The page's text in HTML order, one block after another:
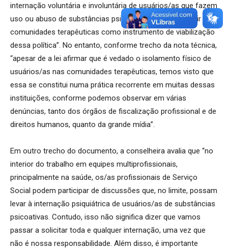
internação voluntária e involuntária de usuários/as que fazem
uso ou abuso de substâncias psicoativas, além de incluir as
comunidades terapêuticas como instrumento de viabilização
dessa política”. No entanto, conforme trecho da nota técnica,
“apesar de a lei afirmar que é vedado o isolamento físico de
usuários/as nas comunidades terapêuticas, temos visto que
essa se constitui numa prática recorrente em muitas dessas
instituições, conforme podemos observar em várias
denúncias, tanto dos órgãos de fiscalização profissional e de
direitos humanos, quanto da grande mídia”.
Em outro trecho do documento, a conselheira avalia que “no
interior do trabalho em equipes multiprofissionais,
principalmente na saúde, os/as profissionais de Serviço
Social podem participar de discussões que, no limite, possam
levar à internação psiquiátrica de usuários/as de substâncias
psicoativas. Contudo, isso não significa dizer que vamos
passar a solicitar toda e qualquer internação, uma vez que
não é nossa responsabilidade. Além disso, é importante